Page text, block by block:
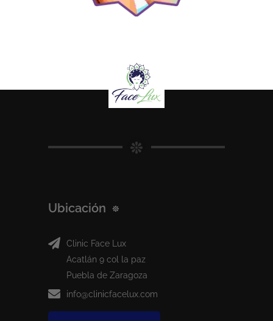
Ubicación
Clinic Face Lux
Acatlán 9 col la paz
Puebla de Zaragoza
info@clinicfacelux.com